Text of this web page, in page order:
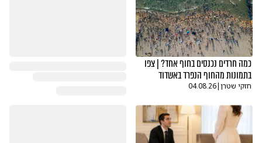
כמה חרדים נכנסים בחוף אחד? | צפו
בתמונות מהחוף הנפרד באשדוד
חזקי שטרן|
04.08.26